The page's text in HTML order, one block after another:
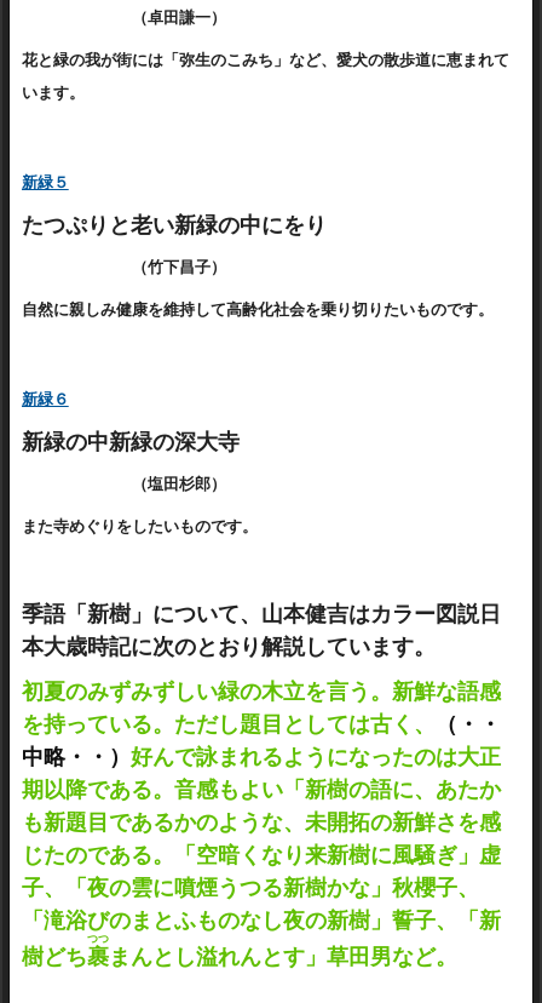
（卓田謙一）
花と緑の我が街には「弥生のこみち」など、愛犬の散歩道に恵まれて
います。
新緑５
たつぷりと老い新緑の中にをり
（竹下昌子）
自然に親しみ健康を維持して高齢化社会を乗り切りたいものです。
新緑６
新緑の中新緑の深大寺
（塩田杉郎）
また寺めぐりをしたいものです。
季語「新樹」について、山本健吉はカラー図説日
本大歳時記に次のとおり解説しています。
初夏のみずみずしい緑の木立を言う。新鮮な語感
を持っている。ただし題目としては古く、
（・・
中略・・） 好んで詠まれるようになったのは大正
期以降である。音感もよい「新樹の語に、あたか
も新題目であるかのような、未開拓の新鮮さを感
じたのである。「空暗くなり来新樹に風騒ぎ」虚
子、「夜の雲に噴煙うつる新樹かな」秋櫻子、
「滝浴びのまとふものなし夜の新樹」誓子、「新
樹どち裹
つつ
まんとし溢れんとす」草田男など。